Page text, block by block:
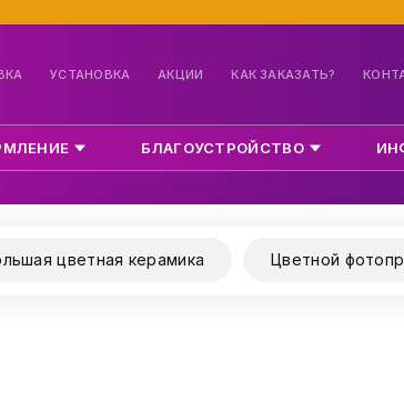
УСТАНОВКА АКЦИИ КАК ЗАКАЗАТЬ?
БЛАГОУСТРОЙСТВО
цветная керамика Цветной